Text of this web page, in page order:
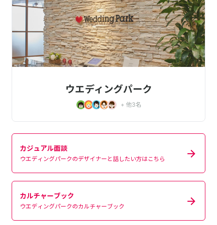
ウエディングパーク
+ 他3名
カジュアル面談
ウエディングパークのデザイナーと話したい方はこちら
カルチャーブック
ウエディングパークのカルチャーブック